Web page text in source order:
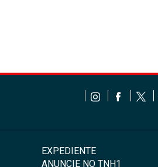
EXPEDIENTE
ANUNCIE NO TNH1